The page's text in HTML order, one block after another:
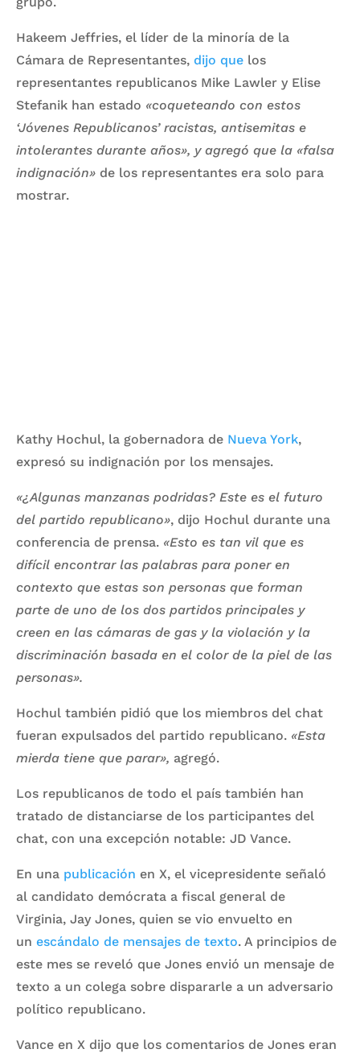
Hakeem Jeffries, el líder de la minoría de la
Cámara de Representantes, dijo que los
representantes republicanos Mike Lawler y Elise
Stefanik han estado «coqueteando con estos
‘Jóvenes Republicanos’ racistas, antisemitas e
intolerantes durante años», y agregó que la «falsa
indignación» de los representantes era solo para
mostrar.
Kathy Hochul, la gobernadora de Nueva York,
expresó su indignación por los mensajes.
«¿Algunas manzanas podridas? Este es el futuro
del partido republicano», dijo Hochul durante una
conferencia de prensa. «Esto es tan vil que es
difícil encontrar las palabras para poner en
contexto que estas son personas que forman
parte de uno de los dos partidos principales y
creen en las cámaras de gas y la violación y la
discriminación basada en el color de la piel de las
personas».
Hochul también pidió que los miembros del chat
fueran expulsados del partido republicano. «Esta
mierda tiene que parar», agregó.
Los republicanos de todo el país también han
tratado de distanciarse de los participantes del
chat, con una excepción notable: JD Vance.
En una publicación en X, el vicepresidente señaló
al candidato demócrata a fiscal general de
Virginia, Jay Jones, quien se vio envuelto en
un escándalo de mensajes de texto. A principios de
este mes se reveló que Jones envió un mensaje de
texto a un colega sobre dispararle a un adversario
político republicano.
Vance en X dijo que los comentarios de Jones eran